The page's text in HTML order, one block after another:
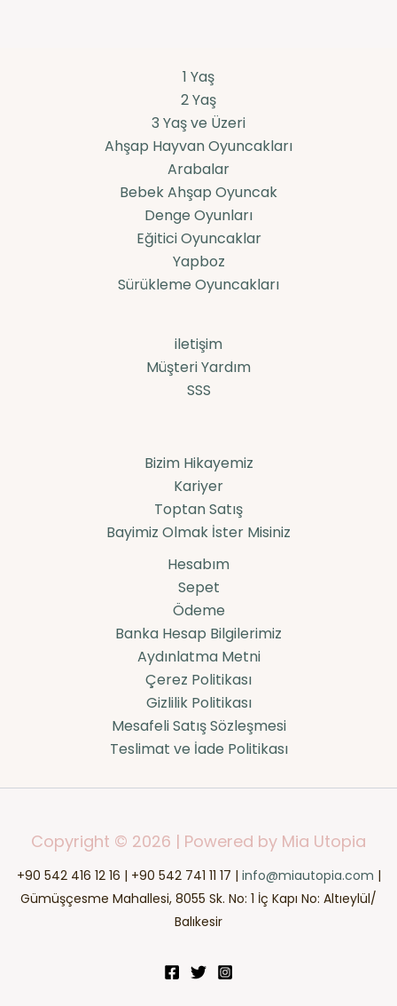
1 Yaş
2 Yaş
3 Yaş ve Üzeri
Ahşap Hayvan Oyuncakları
Arabalar
Bebek Ahşap Oyuncak
Denge Oyunları
Eğitici Oyuncaklar
Yapboz
Sürükleme Oyuncakları
iletişim
Müşteri Yardım
SSS
Bizim Hikayemiz
Kariyer
Toptan Satış
Bayimiz Olmak İster Misiniz
Hesabım
Sepet
Ödeme
Banka Hesap Bilgilerimiz
Aydınlatma Metni
Çerez Politikası
Gizlilik Politikası
Mesafeli Satış Sözleşmesi
Teslimat ve İade Politikası
Copyright © 2026 | Powered by Mia Utopia
+90 542 416 12 16 | +90 542 741 11 17 | info@miautopia.com |
Gümüşçesme Mahallesi, 8055 Sk. No: 1 İç Kapı No: Altıeylül/
Balıkesir